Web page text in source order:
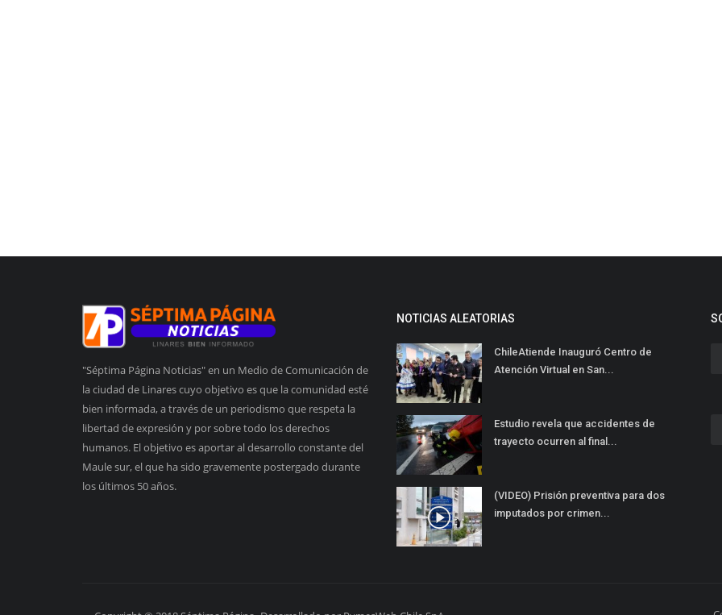
"Séptima Página Noticias" en un Medio de Comunicación de
la ciudad de Linares cuyo objetivo es que la comunidad esté
bien informada, a través de un periodismo que respeta la
libertad de expresión y por sobre todo los derechos
humanos. El objetivo es aportar al desarrollo constante del
Maule sur, el que ha sido gravemente postergado durante
los últimos 50 años.
NOTICIAS ALEATORIAS
ChileAtiende Inauguró Centro de
Atención Virtual en San...
Estudio revela que accidentes de
trayecto ocurren al final...
(VIDEO) Prisión preventiva para dos
imputados por crimen...